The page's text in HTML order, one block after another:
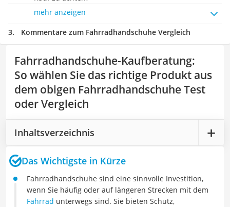
mehr anzeigen
Kommentare zum Fahrradhandschuhe Vergleich
Fahrradhandschuhe-Kaufberatung:
So wählen Sie das richtige Produkt aus
dem obigen Fahrradhandschuhe Test
oder Vergleich
Inhaltsverzeichnis
Das Wichtigste in Kürze
Fahrradhandschuhe sind eine sinnvolle Investition,
wenn Sie häufig oder auf längeren Strecken mit dem
Fahrrad unterwegs sind. Sie bieten Schutz,